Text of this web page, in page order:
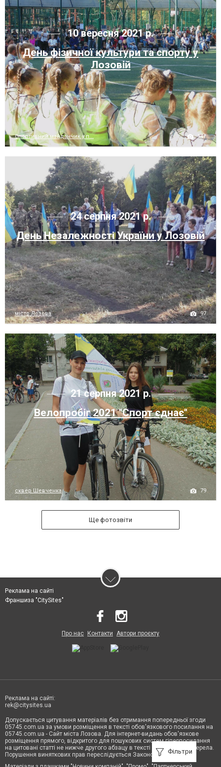
10 вересня 2021 р.
День фізичної культури та спорту у
Лозовій
Спортивний майданчик у п... 147
24 серпня 2021 р.
День Незалежності України у Лозовій
місто Лозова 97
21 серпня 2021 р.
Велопробіг 2021 "Спорт єднає"
сквер Шевченка 79
Ще фотозвіти
Фільтри
Реклама на сайті
Франшиза "CitySites"
Про нас Контакти Автори проєкту
Реклама на сайті:
rek@citysites.ua
Допускається цитування матеріалів без отримання попередньої згоди
05745.com.ua за умови розміщення в тексті обов'язкового посилання на
05745.com.ua - Сайт міста Лозова. Для інтернет-видань обов'язкове
розміщення прямого, відкритого для пошукових систем гіперпосилання
на цитовані статті не нижче другого абзацу в тексті або в якості джерела.
Порушення виняткових прав переслідується Законом.